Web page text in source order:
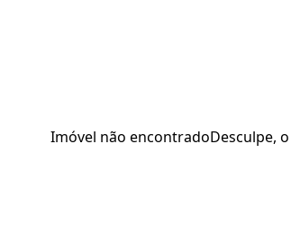
Imóvel não encontradoDesculpe,